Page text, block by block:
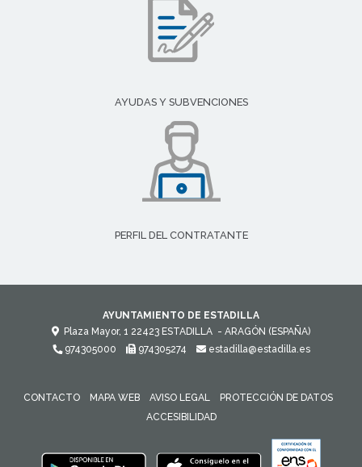
AYUDAS Y SUBVENCIONES
PERFIL DEL CONTRATANTE
AYUNTAMIENTO DE ESTADILLA
Plaza Mayor, 1 22423 ESTADILLA - ARAGÓN (ESPAÑA)
974305000
974305274 estadilla@estadilla.es
CONTACTO MAPA WEB AVISO LEGAL
PROTECCIÓN DE DATOS
ACCESIBILIDAD